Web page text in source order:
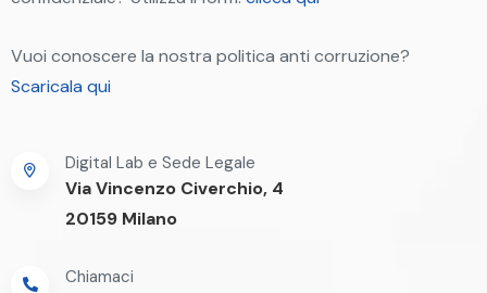
Vuoi conoscere la nostra politica anti corruzione?
Scaricala qui
Digital Lab e Sede Legale
Via Vincenzo Civerchio, 4
20159 Milano
Chiamaci